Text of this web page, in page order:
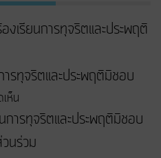
งเรียนการทุจริตและประพฤติ
ารทุจริตและประพฤติมิชอบ
ห็น
การทุจริตและประพฤติมิชอบ
นร่วม